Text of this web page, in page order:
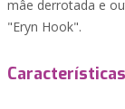
mâe derrotada e
"Eryn Hook".
Características